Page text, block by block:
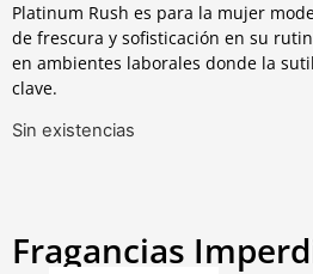
Platinum Rush es para la mujer
de frescura y sofisticación en su
en ambientes laborales donde la
clave.
Sin existencias
Fragancias